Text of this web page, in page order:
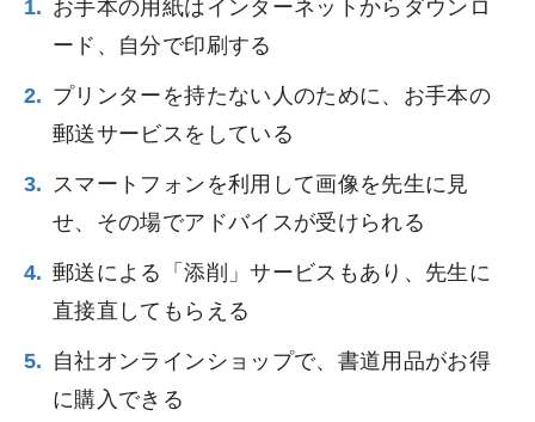
お手本の用紙はインターネットからダウンロ
ード、自分で印刷する
プリンターを持たない人のために、お手本の
郵送サービスをしている
スマートフォンを利用して画像を先生に見
せ、その場でアドバイスが受けられる
郵送による「添削」サービスもあり、先生に
直接直してもらえる
自社オンラインショップで、書道用品がお得
に購入できる